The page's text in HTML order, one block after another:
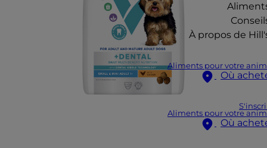
À propos de
Aliments pour votre
Où
Aliments pour votre
Où